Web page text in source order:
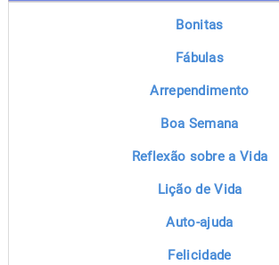
Bonitas
Fábulas
Arrependimento
Boa Semana
Reflexão sobre a Vida
Lição de Vida
Auto-ajuda
Felicidade